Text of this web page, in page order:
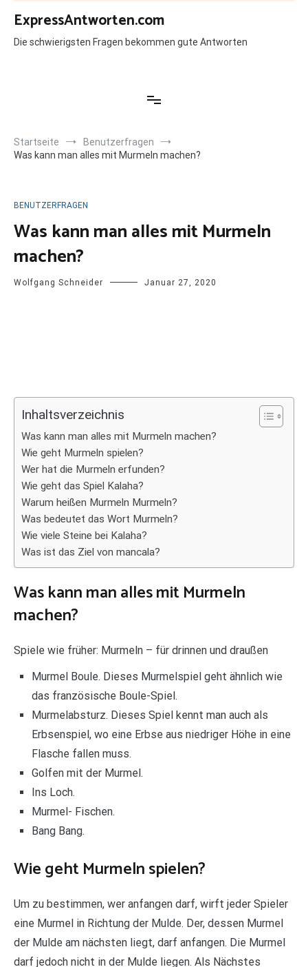
Zum
Inhalt
springen
ExpressAntworten.com
Die schwierigsten Fragen bekommen gute Antworten
Startseite
Benutzerfragen
Was kann man alles mit Murmeln machen?
BENUTZERFRAGEN
Was kann man alles mit Murmeln
machen?
Wolfgang Schneider Januar 27, 2020
Inhaltsverzeichnis
Was kann man alles mit Murmeln machen?
Wie geht Murmeln spielen?
Wer hat die Murmeln erfunden?
Wie geht das Spiel Kalaha?
Warum heißen Murmeln Murmeln?
Was bedeutet das Wort Murmeln?
Wie viele Steine bei Kalaha?
Was ist das Ziel von mancala?
Was kann man alles mit Murmeln
machen?
Spiele wie früher: Murmeln – für drinnen und draußen
Murmel Boule. Dieses Murmelspiel geht ähnlich wie
das französische Boule-Spiel.
Murmelabsturz. Dieses Spiel kennt man auch als
Erbsenspiel, wo eine Erbse aus niedriger Höhe in eine
Flasche fallen muss.
Golfen mit der Murmel.
Ins Loch.
Murmel- Fischen.
Bang Bang.
Wie geht Murmeln spielen?
Um zu bestimmen, wer anfangen darf, wirft jeder Spieler
eine Murmel in Richtung der Mulde. Der, dessen Murmel
der Mulde am nächsten liegt, darf anfangen. Die Murmel
darf jedoch nicht in der Mulde liegen. Als Nächstes